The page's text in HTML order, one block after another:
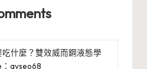
吃什麼？雙效威而鋼液態學
avseo68